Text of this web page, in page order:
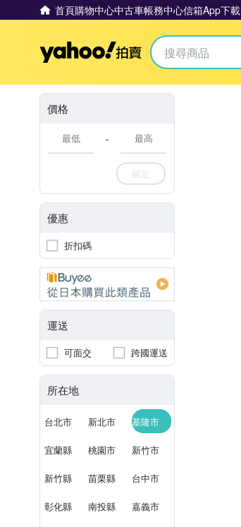
首頁購物中心中古車帳務中心信箱App下載
Yahoo拍賣
價格
-
確定
優惠
折扣碼
運送
可面交 跨國運送
所在地
台北市 新北市 基隆市
宜蘭縣 桃園市 新竹市
新竹縣 苗栗縣 台中市
彰化縣 南投縣 嘉義市